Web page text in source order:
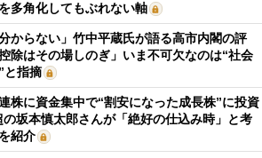
多角化してもぶれない軸
からない」竹中平蔵氏が語る高市内閣の評
はその場しのぎ」いま不可欠なのは“社会
と指摘
株に資金集中で“割安になった成長株”に投資
坂本慎太郎さんが「絶好の仕込み時」と考
紹介